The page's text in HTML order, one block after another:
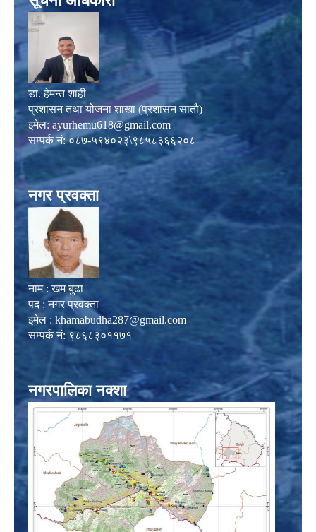
डा. हेमन्त शाही
प्रशासन तथा योजना शाखा (प्रशासन सातौ)
इमेल: ayurhemu618@gmail.com
सम्पर्क नं: ०८७-५९४०२३\९८५८३६६२०८
नगर प्रवक्ता
नाम : खम बुढा
पद : नगर प्रवक्ता
इमेल : khamabudha287@gmail.com
सम्पर्क नं: ९८६८३०११७१
नगरपालिका नक्शा